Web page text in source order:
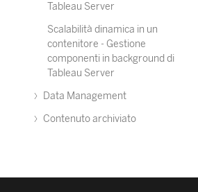
Tableau Server
Scalabilità dinamica in un
contenitore - Gestione
componenti in background di
Tableau Server
Data Management
Contenuto archiviato